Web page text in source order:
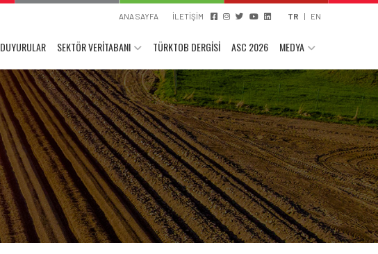
ANA SAYFA İLETİŞİM TR | EN
DUYURULAR SEKTÖR VERİTABANI TÜRKTOB DERGİSİ ASC 2026 MEDYA